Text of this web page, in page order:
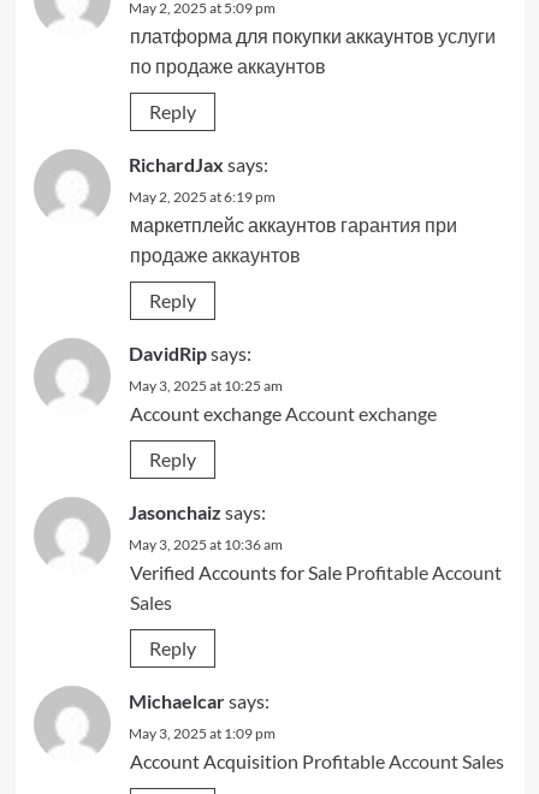
May 2, 2025 at 5:09 pm
платформа для покупки аккаунтов услуги
по продаже аккаунтов
Reply
RichardJax says:
May 2, 2025 at 6:19 pm
маркетплейс аккаунтов гарантия при
продаже аккаунтов
Reply
DavidRipsays:
May 3, 2025 at 10:25 am
Account exchangeAccount exchange
Reply
Jasonchaiz says:
May 3, 2025 at 10:36 am
Verified Accounts for Sale Profitable Account
Sales
Reply
Michaelcarsays:
May 3, 2025 at 1:09 pm
Account Acquisition Profitable Account Sales